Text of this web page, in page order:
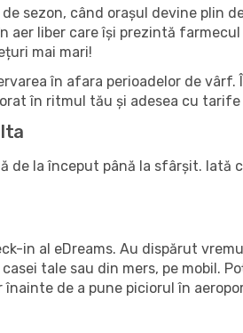
sezon, când orașul devine plin
aer liber care își prezintă
mai mari!
în afara perioadelor de
în ritmul tău și adesea cu tarife
de la început până la sfârșit.
in al eDreams. Au dispărut
tale sau din mers, pe mobil.
de a pune piciorul în